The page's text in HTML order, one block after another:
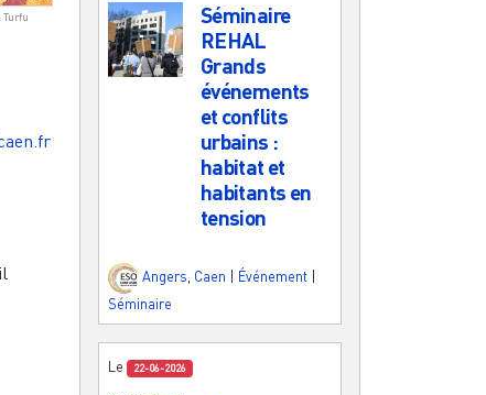
Turfu
Séminaire
REHAL
Grands
événements
et conflits
urbains :
habitat et
habitants en
tension
Angers, Caen Événement
Séminaire
Le 22-06-2026